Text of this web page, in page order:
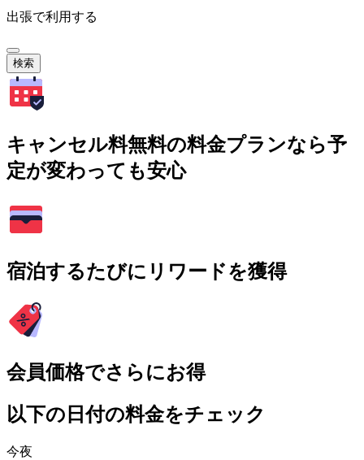
出張で利用する
検索
キャンセル料無料の料金プランなら予
定が変わっても安心
宿泊するたびにリワードを獲得
会員価格でさらにお得
以下の日付の料金をチェック
今夜